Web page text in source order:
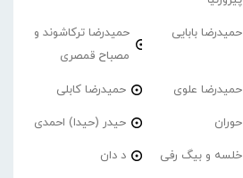
حمیدرضا بابایی
حمیدرضا ترکاشوند و
مصباح قمصری
حمیدرضا علوی حمیدرضا کابلی
حوران حیدر (حیدا) احمدی
خلسه و بیگ رفی د دان